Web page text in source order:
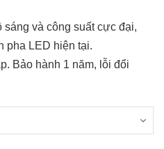
sáng và công suất cực đại,
pha LED hiện tại.
Bảo hành 1 năm, lỗi đổi